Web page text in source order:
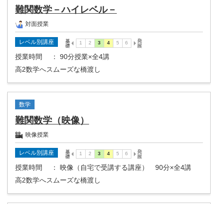
難関数学－ハイレベル－
対面授業
レベル別講座
授業時間
： 90分授業×全4講
高2数学へスムーズな橋渡し
数学
難関数学（映像）
映像授業
レベル別講座
授業時間
： 映像（自宅で受講する講座） 90分×全4講
高2数学へスムーズな橋渡し